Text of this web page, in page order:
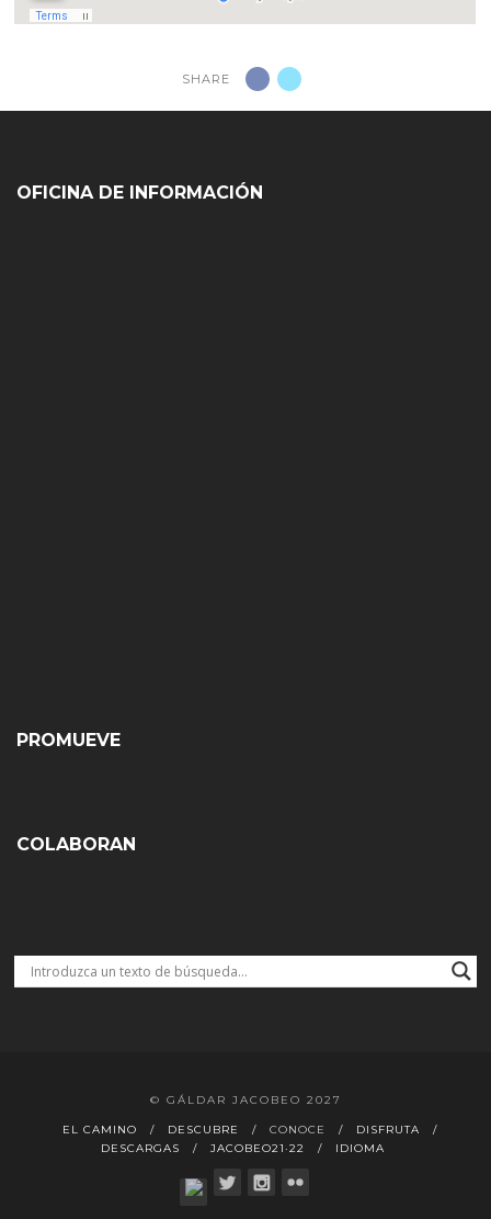
SHARE
OFICINA DE INFORMACIÓN
PROMUEVE
COLABORAN
© GÁLDAR JACOBEO 2027
EL CAMINO DESCUBRE CONOCE
DISFRUTA
DESCARGAS
JACOBEO21·22 IDIOMA